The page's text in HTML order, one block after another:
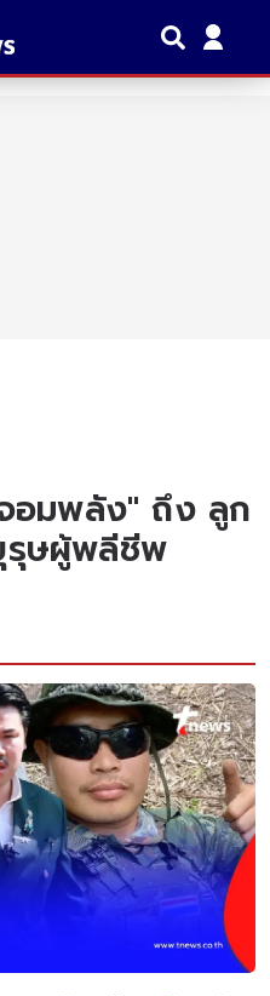
อมพลัง" ถึง ลูก
รุษผู้พลีชีพ